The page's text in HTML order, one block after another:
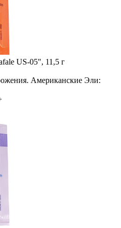
US-05", 11,5 г
Американские Эли: